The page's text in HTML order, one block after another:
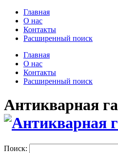
Главная
О нас
Контакты
Расширенный поиск
Главная
О нас
Контакты
Расширенный поиск
Антикварная
Поиск: